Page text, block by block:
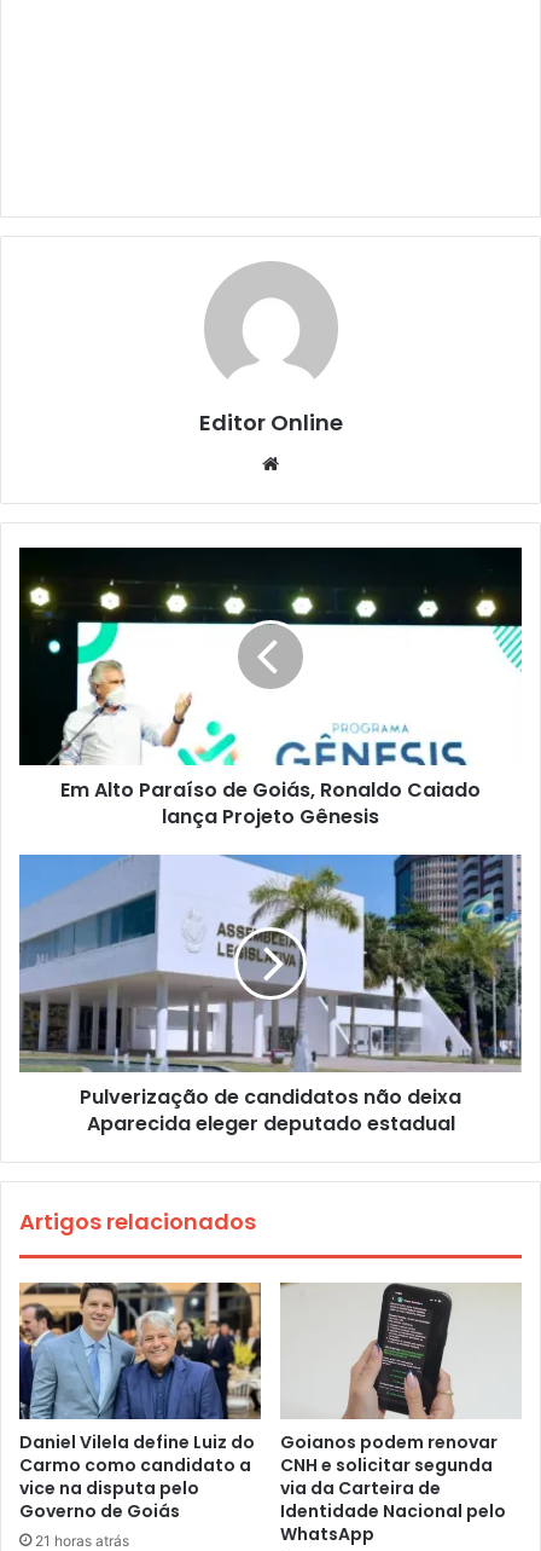
Editor Online
Em Alto Paraíso de Goiás, Ronaldo Caiado
lança Projeto Gênesis
Pulverização de candidatos não deixa
Aparecida eleger deputado estadual
Artigos relacionados
Daniel Vilela define Luiz do
Carmo como candidato a
vice na disputa pelo
Governo de Goiás
21 horas atrás
Goianos podem renovar
CNH e solicitar segunda
via da Carteira de
Identidade Nacional pelo
WhatsApp